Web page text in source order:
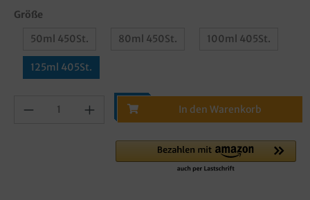
Größe
50ml 450St.
80ml 450St. 100ml 405St.
125ml 405St.
In den Warenkorb